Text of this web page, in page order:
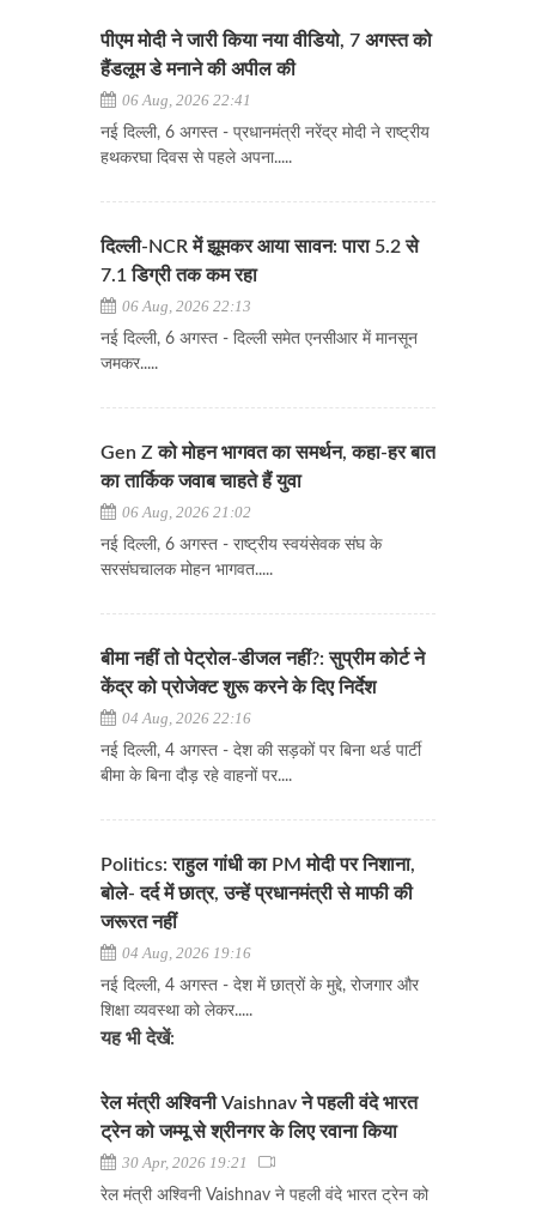
पीएम मोदी ने जारी किया नया वीडियो, 7 अगस्त को
हैंडलूम डे मनाने की अपील की
06 Aug, 2026 22:41
नई दिल्ली, 6 अगस्त - प्रधानमंत्री नरेंद्र मोदी ने राष्ट्रीय
हथकरघा दिवस से पहले अपना.....
दिल्ली-NCR में झूमकर आया सावन: पारा 5.2 से
7.1 डिग्री तक कम रहा
06 Aug, 2026 22:13
नई दिल्ली, 6 अगस्त - दिल्ली समेत एनसीआर में मानसून
जमकर.....
Gen Z को मोहन भागवत का समर्थन, कहा-हर बात
का तार्किक जवाब चाहते हैं युवा
06 Aug, 2026 21:02
नई दिल्ली, 6 अगस्त - राष्ट्रीय स्वयंसेवक संघ के
सरसंघचालक मोहन भागवत.....
बीमा नहीं तो पेट्रोल-डीजल नहीं?: सुप्रीम कोर्ट ने
केंद्र को प्रोजेक्ट शुरू करने के दिए निर्देश
04 Aug, 2026 22:16
नई दिल्ली, 4 अगस्त - देश की सड़कों पर बिना थर्ड पार्टी
बीमा के बिना दौड़ रहे वाहनों पर....
Politics: राहुल गांधी का PM मोदी पर निशाना,
बोले- दर्द में छात्र, उन्हें प्रधानमंत्री से माफी की
जरूरत नहीं
04 Aug, 2026 19:16
नई दिल्ली, 4 अगस्त - देश में छात्रों के मुद्दे, रोजगार और
शिक्षा व्यवस्था को लेकर.....
यह भी देखें:
रेल मंत्री अश्विनी Vaishnav ने पहली वंदे भारत
ट्रेन को जम्मू से श्रीनगर के लिए रवाना किया
30 Apr, 2026 19:21
रेल मंत्री अश्विनी Vaishnav ने पहली वंदे भारत ट्रेन को